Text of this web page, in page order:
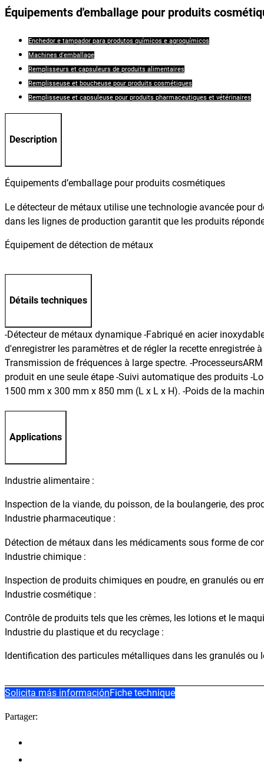
Équipements d'emballage pour produits
Enchedor e tampador para produtos químicos e agroquímicos
Machines d'emballage
Remplisseurs et capsuleurs de produits alimentaires
Remplisseuse et boucheuse pour produits cosmétiques
Remplisseuse et capsuleuse pour produits pharmaceutiques et vétérinaires
Description
Équipements d’emballage pour produits cosmétiques
Le détecteur de métaux utilise une technologie avancée pour
dans les lignes de production garantit que les produits
Équipement de détection de métaux
Détails techniques
-Détecteur de métaux dynamique -Fabriqué en acier
d'enregistrer les paramètres et de régler la recette
Transmission de fréquences à large spectre. -
produit en une seule étape -Suivi automatique des produits -
1500 mm x 300 mm x 850 mm (L x L x H). -Poids de la
Applications
Industrie alimentaire :
Inspection de la viande, du poisson, de la boulangerie, des
Industrie pharmaceutique :
Détection de métaux dans les médicaments sous forme de
Industrie chimique :
Inspection de produits chimiques en poudre, en granulés ou
Industrie cosmétique :
Contrôle de produits tels que les crèmes, les lotions et le
Industrie du plastique et du recyclage :
Identification des particules métalliques dans les granulés ou
Solicita más informaciónFiche technique
Partager: